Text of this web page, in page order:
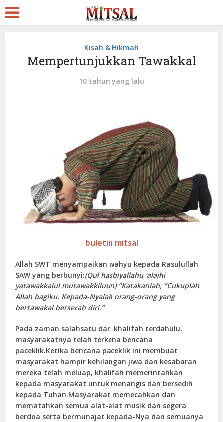
Kisah & Hikmah
Mempertunjukkan Tawakkal
10 tahun yang lalu
buletin mitsal
Allah SWT menyampaikan wahyu kepada Rasulullah
SAW yang berbunyi:(Qul hasbiyallahu ‘alaihi
yatawakkalul mutawakkiluun) “Katakanlah, “Cukuplah
Allah bagiku. Kepada-Nyalah orang-orang yang
bertawakal berserah diri.”
Pada zaman salahsatu dari khalifah terdahulu,
masyarakatnya telah terkena bencana
paceklik.Ketika bencana paceklik ini membuat
masyarakat hampir kehilangan jiwa dan kesabaran
mereka telah meluap, khalifah memerintahkan
kepada masyarakat untuk menangis dan bersedih
kepada Tuhan.Masyarakat memecahkan dan
mematahkan semua alat-alat musik dan segera
berdoa serta bermunajat kepada-Nya dan semuanya